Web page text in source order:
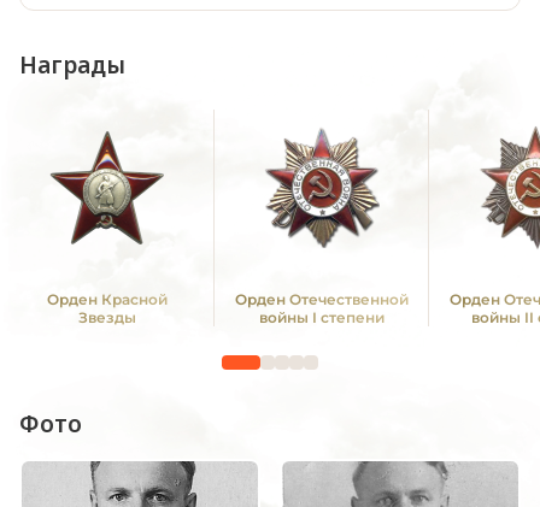
Награды
Орден Красной
Звезды
Орден Отечественной
войны I степени
Орден
войны II
Фото